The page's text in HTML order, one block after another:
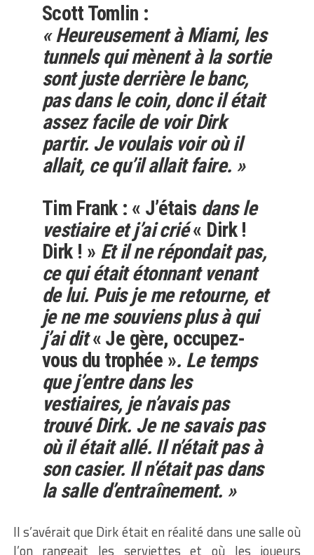
Scott Tomlin :
« Heureusement à Miami, les
tunnels qui mènent à la sortie
sont juste derrière le banc,
pas dans le coin, donc il était
assez facile de voir Dirk
partir. Je voulais voir où il
allait, ce qu’il allait faire. »
Tim Frank: « J’étais dans le
vestiaire et j’ai crié« Dirk !
Dirk ! » Et il ne répondait pas,
ce qui était étonnant venant
de lui. Puis je me retourne, et
je ne me souviens plus à qui
j’ai dit« Je gère, occupez-
vous du trophée ». Le temps
que j’entre dans les
vestiaires, je n’avais pas
trouvé Dirk. Je ne savais pas
où il était allé. Il n’était pas à
son casier. Il n’était pas dans
la salle d’entraînement. »
Il s’avérait que Dirk était en réalité dans une salle où
l’on rangeait les serviettes et où les joueurs